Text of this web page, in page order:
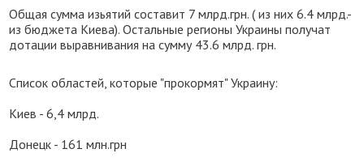
Общая сумма изьятий составит 7 млрд.грн. ( из них 6.4 млрд.-
из бюджета Киева). Остальные регионы Украины получат
дотации выравнивания на сумму 43.6 млрд. грн.
Список областей, которые "прокормят" Украину:
Киев - 6,4 млрд.
Донецк - 161 млн.грн